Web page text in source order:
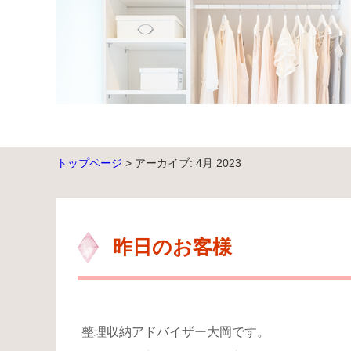
トップページ > アーカイブ: 4月 2023
昨日のお客様
整理収納アドバイザー大岡です。